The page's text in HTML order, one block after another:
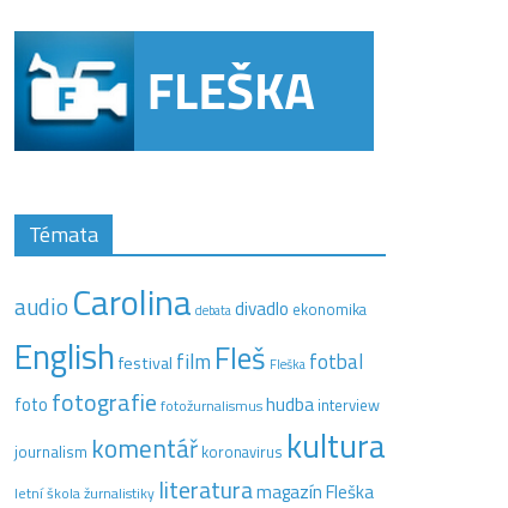
Témata
audio Carolina debatadivadlo ekonomika
Englishfestival film Fleš Fleška fotbal
foto fotografie fotožurnalismushudba interview
journalism komentář koronavirus kultura
letní škola žurnalistiky literaturamagazín Fleška